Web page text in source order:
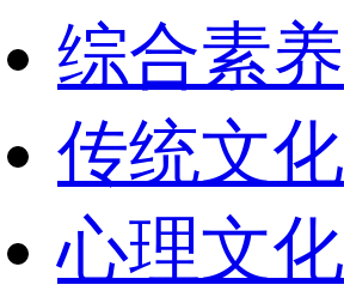
综合素养
传统文化
心理文化